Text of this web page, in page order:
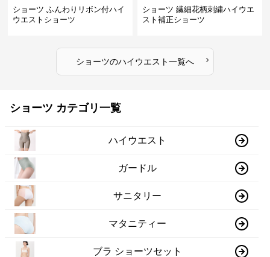
ショーツ ふんわりリボン付ハイ
ウエストショーツ
ショーツ 繊細花柄刺繍ハイウエ
スト補正ショーツ
ショーツのハイウエスト一覧へ ›
ショーツ カテゴリ一覧
ハイウエスト
ガードル
サニタリー
マタニティー
ブラ ショーツセット